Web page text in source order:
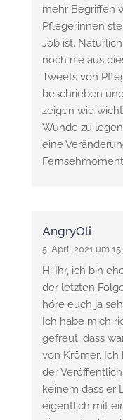
mehr Begriffen
Pflegerinnen
Job ist.
noch nie aus
Tweets von
beschrieben
zeigen wie
Wunde zu
eine
AngryOli
5. April 2021 um
Hi Ihr, ich bin
der letzten
höre euch ja
Ich habe mich
gefreut, dass
von Krömer. Ich
der
keinem dass er
eigentlich mit